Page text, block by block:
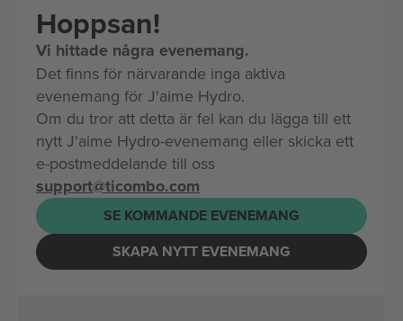
Hoppsan!
Vi hittade några evenemang.
Det finns för närvarande inga aktiva
evenemang för J'aime Hydro.
Om du tror att detta är fel kan du lägga till ett
nytt J'aime Hydro-evenemang eller skicka ett
e-postmeddelande till oss
support@ticombo.com
SE KOMMANDE EVENEMANG
SKAPA NYTT EVENEMANG